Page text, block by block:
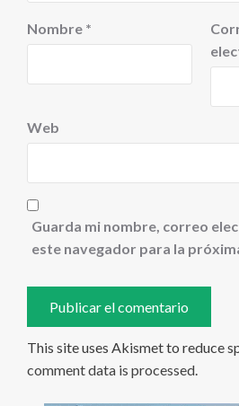
Nombre *
Web
Guarda mi nombre, correo
este navegador para la
This site uses Akismet to reduce
comment data is processed.